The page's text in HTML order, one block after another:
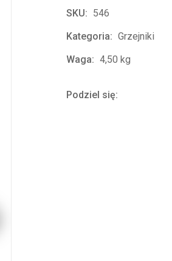
SKU: 546
Kategoria: Grzejniki
Waga: 4,50 kg
Podziel się: